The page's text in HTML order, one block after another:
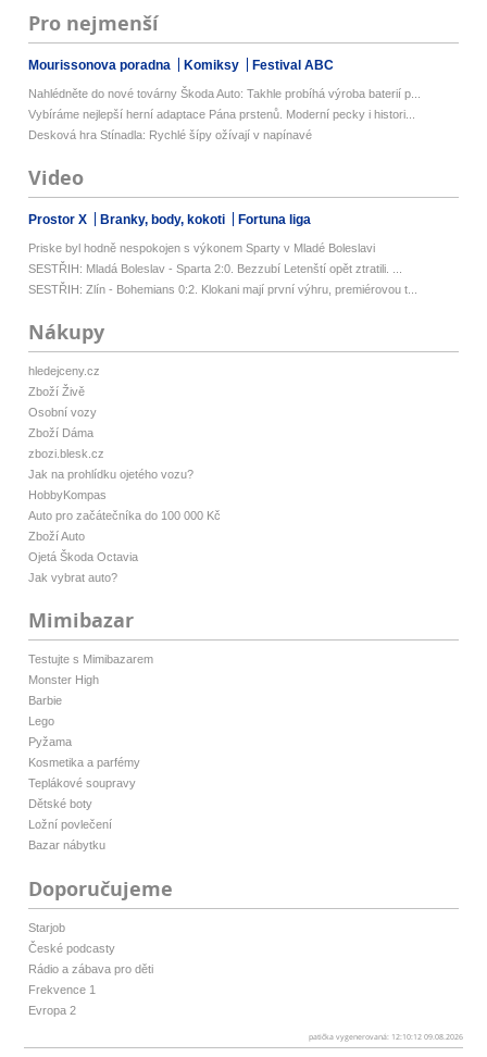
Pro nejmenší
Mourissonova poradna Komiksy Festival ABC
Nahlédněte do nové továrny Škoda Auto: Takhle probíhá výroba baterií p...
Vybíráme nejlepší herní adaptace Pána prstenů. Moderní pecky i histori...
Desková hra Stínadla: Rychlé šípy ožívají v napínavé
Video
Prostor X Branky, body, kokoti Fortuna liga
Priske byl hodně nespokojen s výkonem Sparty v Mladé Boleslavi
SESTŘIH: Mladá Boleslav - Sparta 2:0. Bezzubí Letenští opět ztratili. ...
SESTŘIH: Zlín - Bohemians 0:2. Klokani mají první výhru, premiérovou t...
Nákupy
hledejceny.cz
Zboží Živě
Osobní vozy
Zboží Dáma
zbozi.blesk.cz
Jak na prohlídku ojetého vozu?
HobbyKompas
Auto pro začátečníka do 100 000 Kč
Zboží Auto
Ojetá Škoda Octavia
Jak vybrat auto?
Mimibazar
Testujte s Mimibazarem
Monster High
Barbie
Lego
Pyžama
Kosmetika a parfémy
Teplákové soupravy
Dětské boty
Ložní povlečení
Bazar nábytku
Doporučujeme
Starjob
České podcasty
Rádio a zábava pro děti
Frekvence 1
Evropa 2
patička vygenerovaná: 12:10:12 09.08.2026